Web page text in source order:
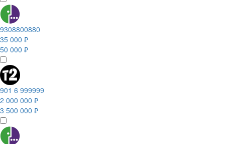
9308800880
35 000 ₽
50 000 ₽
901 6 999999
2 000 000 ₽
3 500 000 ₽